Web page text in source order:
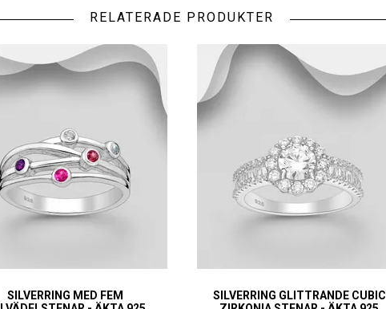
RELATERADE PRODUKTER
SILVERRING MED FEM
SILVERRING GLITTRANDE CUBIC